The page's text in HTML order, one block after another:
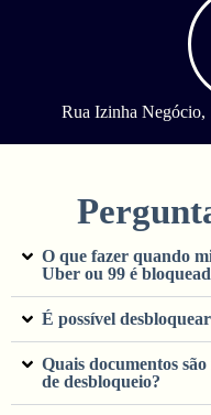
Rua Izinha
O que fazer quando
Uber ou 99 é
É possível
Quais documentos
de desbloqueio?